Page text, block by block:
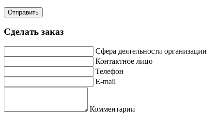
Отправить
Сделать заказ
Сфера деятельности организации
Контактное лицо
Телефон
E-mail
Комментарии